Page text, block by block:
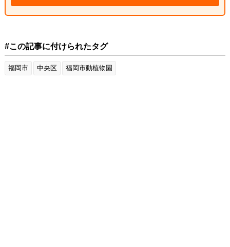
#この記事に付けられたタグ
福岡市 中央区 福岡市動植物園